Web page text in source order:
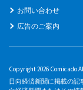
お問い合わせ
広告のご案内
Copyright 2026 Comicado
日向経済新聞に掲載の記